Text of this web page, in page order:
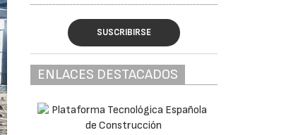
SUSCRIBIRSE
ENLACES DESTACADOS